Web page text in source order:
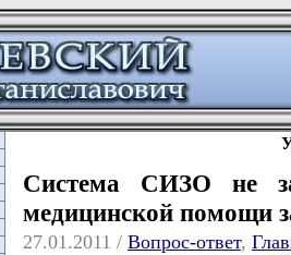
Система СИЗО не
медицинской помощи
27.01.2011 / Вопрос-ответ,